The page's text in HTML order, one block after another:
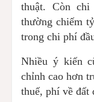
thuật. Còn
thường chiếm
trong chi phí
Nhiều ý kiến
chỉnh cao hơn
thuế, phí về đất